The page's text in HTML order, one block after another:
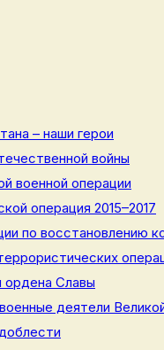
– наши герои
войны
военной операции
операция 2015–2017
по восстановлению
ордена Славы
деятели